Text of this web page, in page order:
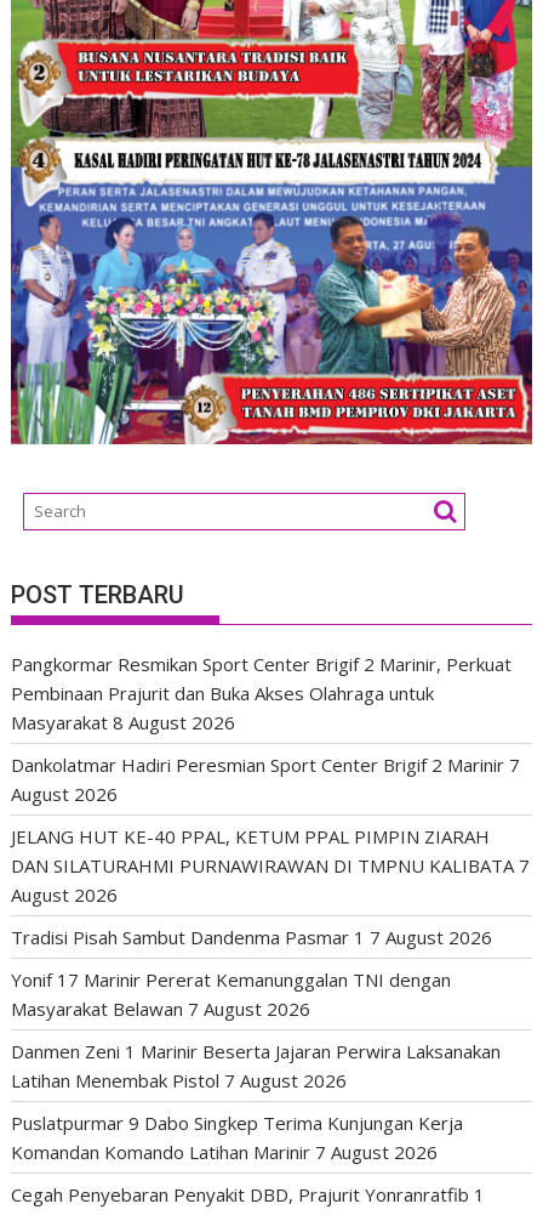
POST TERBARU
Pangkormar Resmikan Sport Center Brigif 2 Marinir, Perkuat
Pembinaan Prajurit dan Buka Akses Olahraga untuk
Masyarakat 8 August 2026
Dankolatmar Hadiri Peresmian Sport Center Brigif 2 Marinir 7
August 2026
JELANG HUT KE-40 PPAL, KETUM PPAL PIMPIN ZIARAH
DAN SILATURAHMI PURNAWIRAWAN DI TMPNU KALIBATA 7
August 2026
Tradisi Pisah Sambut Dandenma Pasmar 1 7 August 2026
Yonif 17 Marinir Pererat Kemanunggalan TNI dengan
Masyarakat Belawan 7 August 2026
Danmen Zeni 1 Marinir Beserta Jajaran Perwira Laksanakan
Latihan Menembak Pistol 7 August 2026
Puslatpurmar 9 Dabo Singkep Terima Kunjungan Kerja
Komandan Komando Latihan Marinir 7 August 2026
Cegah Penyebaran Penyakit DBD, Prajurit Yonranratfib 1